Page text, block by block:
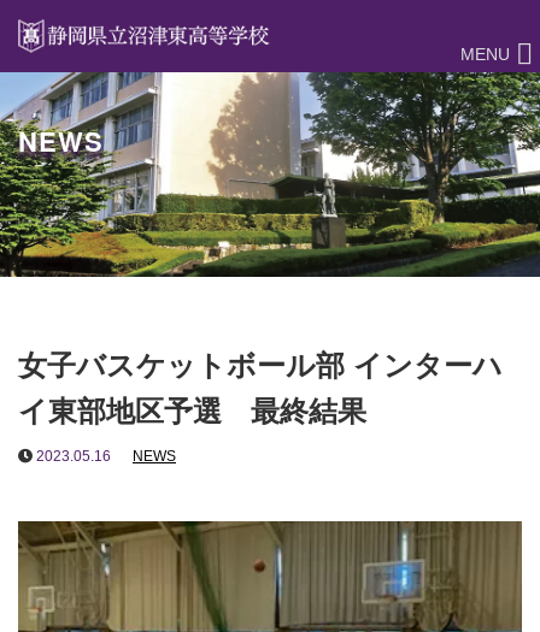
MENU
NEWS
女子バスケットボール部 インターハ
イ東部地区予選 最終結果
2023.05.16 NEWS